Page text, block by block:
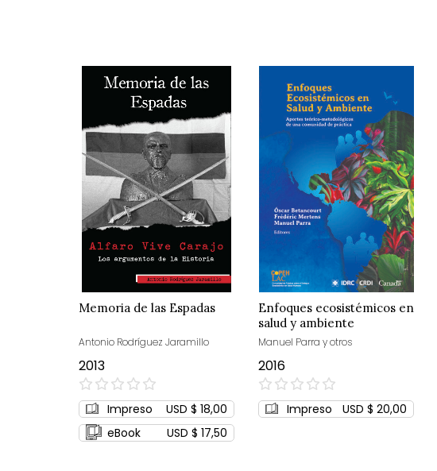
Memoria de las Espadas
Antonio Rodríguez Jaramillo
2013
0%
Impreso
USD $ 18,00
eBook
USD $ 17,50
Enfoques ecosistémicos en
salud y ambiente
Manuel Parra y otros
2016
0%
Impreso USD $ 20,00